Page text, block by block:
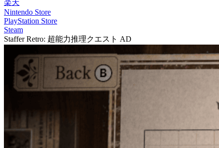
楽天
Nintendo Store
PlayStation Store
Steam
Staffer Retro: 超能力推理クエスト AD